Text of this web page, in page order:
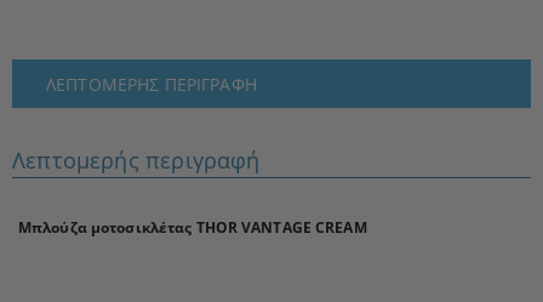
ΛΕΠΤΟΜΕΡΉΣ ΠΕΡΙΓΡΑΦΉ
Λεπτομερής περιγραφή
Μπλούζα μοτοσικλέτας THOR VANTAGE CREAM